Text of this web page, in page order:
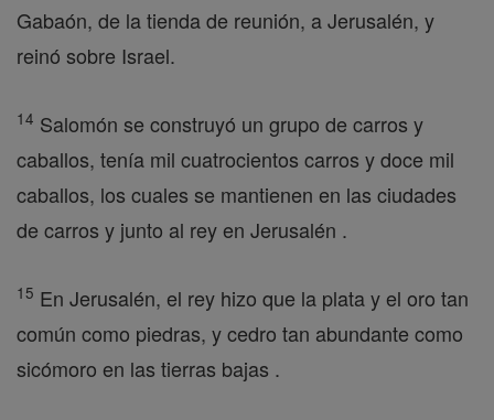
Gabaón, de la tienda de reunión, a Jerusalén, y
reinó sobre Israel.
14 Salomón se construyó un grupo de carros y
caballos, tenía mil cuatrocientos carros y doce mil
caballos, los cuales se mantienen en las ciudades
de carros y junto al rey en Jerusalén .
15 En Jerusalén, el rey hizo que la plata y el oro tan
común como piedras, y cedro tan abundante como
sicómoro en las tierras bajas .